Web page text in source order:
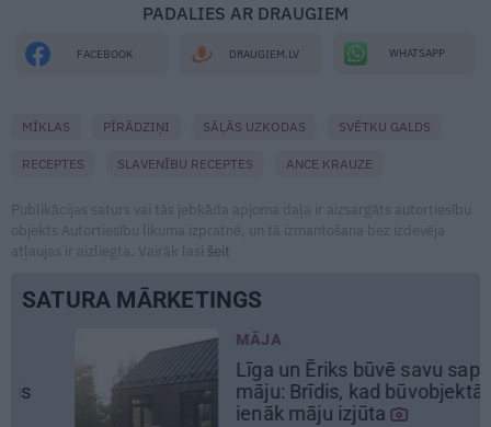
PADALIES AR DRAUGIEM
FACEBOOK DRAUGIEM.LV WHATSAPP
MĪKLAS PĪRĀDZIŅI SĀĻĀS UZKODAS SVĒTKU GALDS
RECEPTES SLAVENĪBU RECEPTES ANCE KRAUZE
Publikācijas saturs vai tās jebkāda apjoma daļa ir aizsargāts autortiesību
objekts Autortiesību likuma izpratnē, un tā izmantošana bez izdevēja
atļaujas ir aizliegta. Vairāk lasi šeit
SATURA MĀRKETINGS
MĀJA
Līga un Ēriks būvē savu sapņu
māju: Brīdis, kad būvobjektā
ienāk māju izjūta